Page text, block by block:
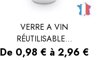
VERRE A VIN
RÉUTILISABLE...
Prix
De 0,98 € à 2,96 €